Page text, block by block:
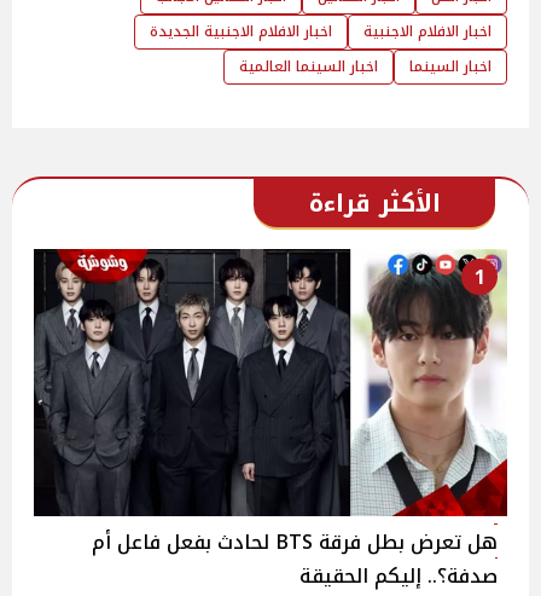
اخبار الافلام الاجنبية
اخبار الافلام الاجنبية الجديدة
اخبار السينما
اخبار السينما العالمية
الأكثر قراءة
1
هل تعرض بطل فرقة BTS لحادث بفعل فاعل أم
صدفة؟.. إليكم الحقيقة